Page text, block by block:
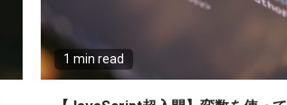
1 min read